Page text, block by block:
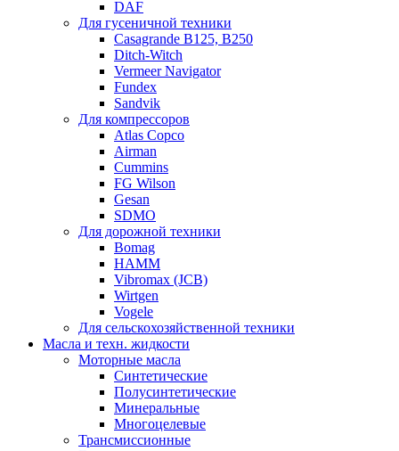
DAF
Для гусеничной техники
Casagrande B125, B250
Ditch-Witch
Vermeer Navigator
Fundex
Sandvik
Для компрессоров
Atlas Copco
Airman
Cummins
FG Wilson
Gesan
SDMO
Для дорожной техники
Bomag
HAMM
Vibromax (JCB)
Wirtgen
Vogele
Для сельскохозяйственной техники
Масла и техн. жидкости
Моторные масла
Синтетические
Полусинтетические
Минеральные
Многоцелевые
Трансмиссионные